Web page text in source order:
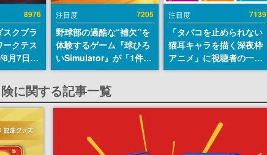
8976
スクブラ
ークテス
8月7日22
サイトの
確認可
は8月21
注目度 7205
野球部の過酷な“補欠”を
体験するゲーム『球ひろ
いSimulator』が「1件」
のウィッシュリストをも
とにチェコ語に対応し
SNSで話題に。『キング
ダム・カム』開発元やチ
ェコのプロ野球選手から
称賛の声
注目度 7139
「タバコを止められない
猫耳キャラを描く深夜枠
アニメ」に視聴者の一部
から批判意見。違法薬物
す
に関する記事一覧